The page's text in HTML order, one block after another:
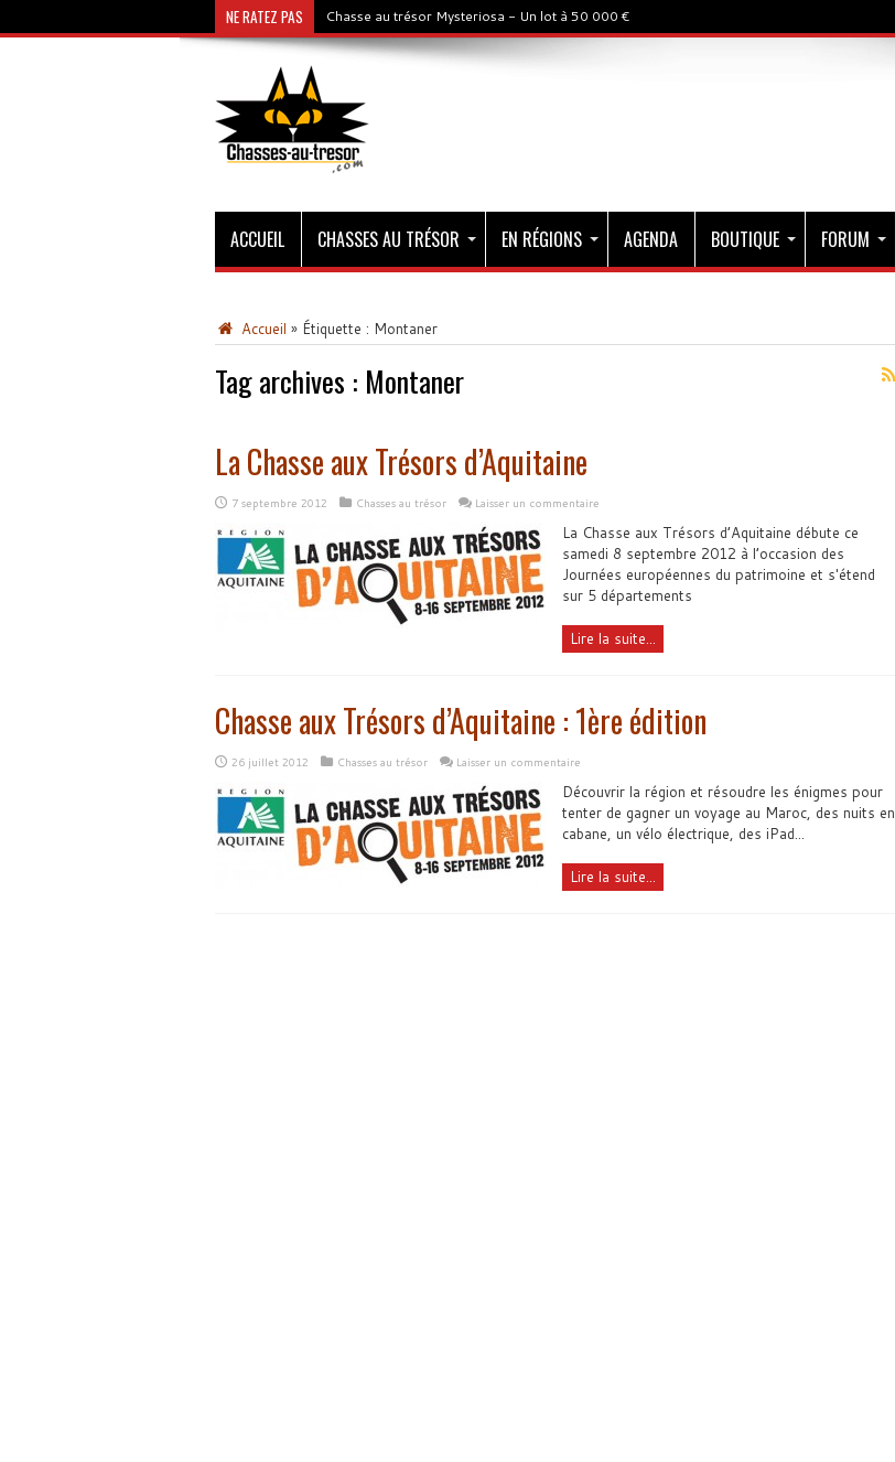
NE RATEZ PAS Chasse au trésor Mysteriosa - Un lot à 50 000 €
ACCUEIL CHASSES AU TRÉSOR EN RÉGIONS AGENDA BOUTIQUE FORUM
Accueil » Étiquette : Montaner
Tag archives : Montaner
La Chasse aux Trésors d’Aquitaine
7 septembre 2012 Chasses au trésor Laisser un commentaire
La Chasse aux Trésors d’Aquitaine débute ce
samedi 8 septembre 2012 à l’occasion des
Journées européennes du patrimoine et s'étend
sur 5 départements
Lire la suite...
Chasse aux Trésors d’Aquitaine : 1ère édition
26 juillet 2012 Chasses au trésor Laisser un commentaire
Découvrir la région et résoudre les énigmes pour
tenter de gagner un voyage au Maroc, des nuits en
cabane, un vélo électrique, des iPad...
Lire la suite...